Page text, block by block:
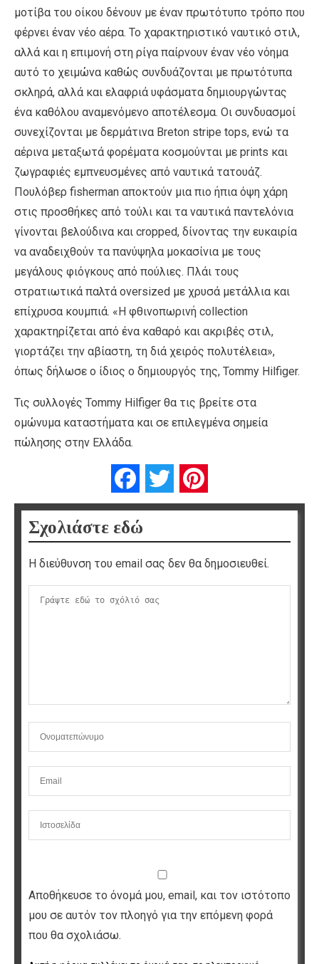
μοτίβα του οίκου δένουν με έναν πρωτότυπο τρόπο που
φέρνει έναν νέο αέρα. Το χαρακτηριστικό ναυτικό στιλ,
αλλά και η επιμονή στη ρίγα παίρνουν έναν νέο νόημα
αυτό το χειμώνα καθώς συνδυάζονται με πρωτότυπα
σκληρά, αλλά και ελαφριά υφάσματα δημιουργώντας
ένα καθόλου αναμενόμενο αποτέλεσμα. Οι συνδυασμοί
συνεχίζονται με δερμάτινα Breton stripe tops, ενώ τα
αέρινα μεταξωτά φορέματα κοσμούνται με prints και
ζωγραφιές εμπνευσμένες από ναυτικά τατουάζ.
Πουλόβερ fisherman αποκτούν μια πιο ήπια όψη χάρη
στις προσθήκες από τούλι και τα ναυτικά παντελόνια
γίνονται βελούδινα και cropped, δίνοντας την ευκαιρία
να αναδειχθούν τα πανύψηλα μοκασίνια με τους
μεγάλους φιόγκους από πούλιες. Πλάι τους
στρατιωτικά παλτά oversized με χρυσά μετάλλια και
επίχρυσα κουμπιά. «Η φθινοπωρινή collection
χαρακτηρίζεται από ένα καθαρό και ακριβές στιλ,
γιορτάζει την αβίαστη, τη διά χειρός πολυτέλεια»,
όπως δήλωσε ο ίδιος ο δημιουργός της, Tommy Hilfiger.
Τις συλλογές Tommy Hilfiger θα τις βρείτε στα
ομώνυμα καταστήματα και σε επιλεγμένα σημεία
πώλησης στην Ελλάδα.
FacebookTwitter
Σχολιάστε εδώ
Η διεύθυνση του email σας δεν θα δημοσιευθεί.
Αποθήκευσε το όνομά μου, email, και τον ιστότοπο
μου σε αυτόν τον πλοηγό για την επόμενη φορά
που θα σχολιάσω.